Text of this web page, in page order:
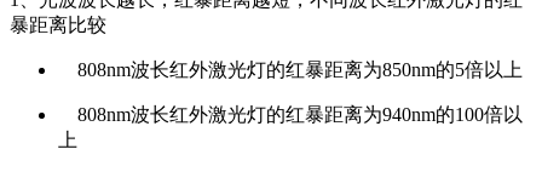
暴距离比较
808nm波长红外激光灯的红暴距离为850nm的5倍以上
808nm波长红外激光灯的红暴距离为940nm的100倍以
上